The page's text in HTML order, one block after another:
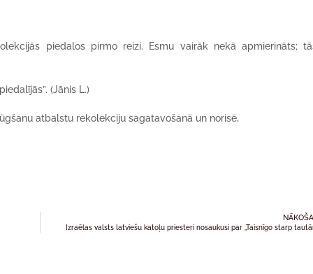
piedalos pirmo reizi. Esmu vairāk nekā apmierināts;
(Jānis L.)
atbalstu rekolekciju sagatavošanā un norisē,
Izraēlas valsts latviešu katoļu priesteri nosaukusi par „Taisnīgo starp